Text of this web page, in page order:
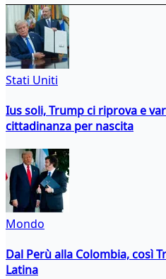
Stati Uniti
Ius soli, Trump ci riprova e
cittadinanza per nascita
Mondo
Dal Perù alla Colombia, così
Latina